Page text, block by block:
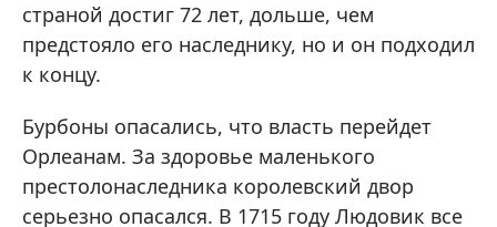
страной достиг 72 лет, дольше, чем
предстояло его наследнику, но и он подходил
к концу.
Бурбоны опасались, что власть перейдет
Орлеанам. За здоровье маленького
престолонаследника королевский двор
серьезно опасался. В 1715 году Людовик все